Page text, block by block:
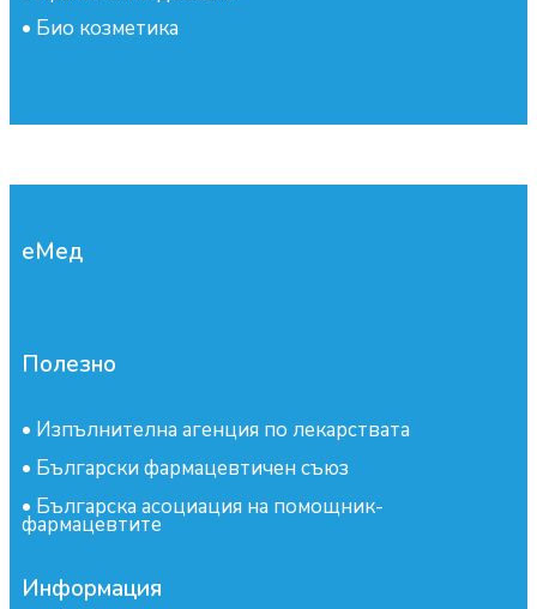
• Био козметика
еМед
Полезно
• Изпълнителна агенция по лекарствата
• Български фармацевтичен съюз
• Българска асоциация на помощник-
фармацевтите
Информация